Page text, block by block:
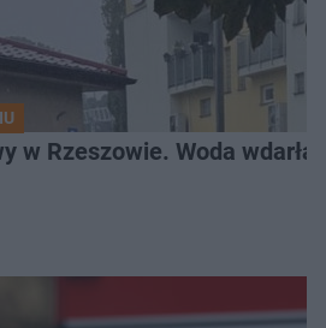
w Rzeszowie. Woda